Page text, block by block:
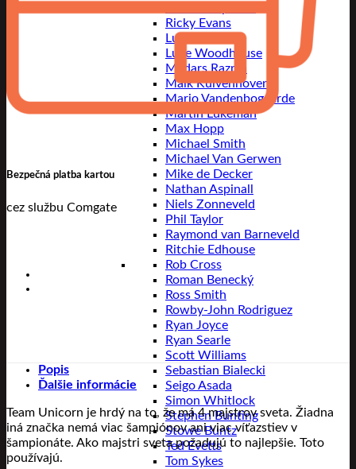
Ricky Evans
Luke Littler
Luke Woodhouse
Madars Razma
Maik Kuivenhoven
Mario Vandenbogaerde
Martin Lukeman
Max Hopp
Michael Smith
Michael Van Gerwen
Mike de Decker
Nathan Aspinall
Niels Zonneveld
Phil Taylor
Raymond van Barneveld
Ritchie Edhouse
Rob Cross
Roman Benecký
Ross Smith
Rowby-John Rodriguez
Ryan Joyce
Ryan Searle
Scott Williams
Sebastian Bialecki
Seigo Asada
Simon Whitlock
Stephen Bunting
Stowe Buntz
Ted Evetts
Tom Sykes
Bezpečná platba kartou
cez službu Comgate
Popis
Ďalšie informácie
Team Unicorn je hrdý na to, že má 4 majstrov sveta. Žiadna
iná značka nemá viac šampiónov ani viac víťazstiev v
šampionáte. Ako majstri sveta požadujú to najlepšie. Toto
používajú.